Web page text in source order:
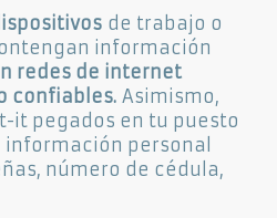
de trabajo o
información
redes de internet
confiables. Asimismo,
it pegados en tu puesto
personal
número de cédula,